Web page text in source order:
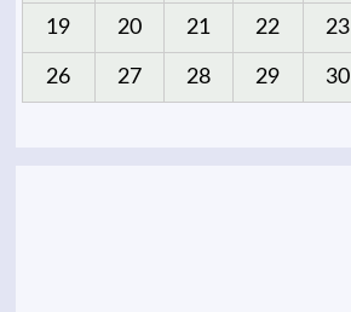
19 20 21 22 23
26 27 28 29 30